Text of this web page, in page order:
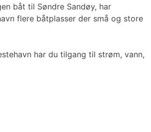
båt til Søndre Sandøy, har
flere båtplasser der små og store
har du tilgang til strøm, vann,